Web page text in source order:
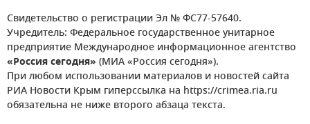
Свидетельство о регистрации Эл № ФС77-57640.
Учредитель: Федеральное государственное унитарное
предприятие Международное информационное агентство
«Россия сегодня» (МИА «Россия сегодня»).
При любом использовании материалов и новостей сайта
РИА Новости Крым гиперссылка на https://crimea.ria.ru
обязательна не ниже второго абзаца текста.